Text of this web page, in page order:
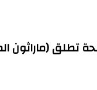
تطلق (ماراثون